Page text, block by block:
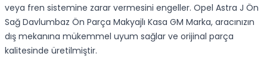
veya fren sistemine zarar vermesini engeller. Opel Astra J Ön
Sağ Davlumbaz Ön Parça Makyajlı Kasa GM Marka, aracınızın
dış mekanına mükemmel uyum sağlar ve orijinal parça
kalitesinde üretilmiştir.